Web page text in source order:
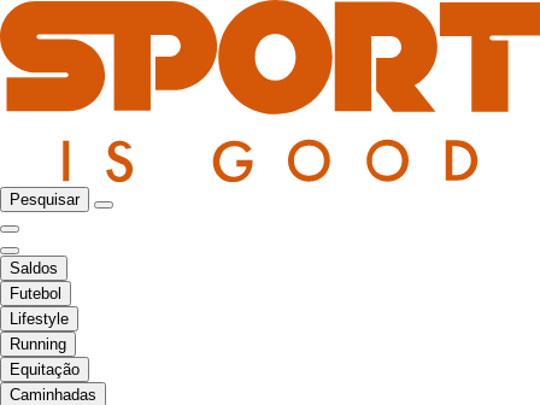
Pesquisar
Saldos
Futebol
Lifestyle
Running
Equitação
Caminhadas